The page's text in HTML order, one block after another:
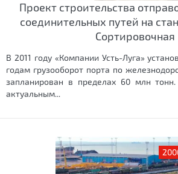
Проект строительства
соединительных путей на
Сортировочная
В 2011 году «Компании Усть-Луга»
годам грузооборот порта по
запланирован в пределах 60 млн
актуальным...